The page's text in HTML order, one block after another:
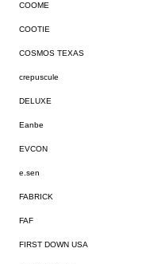
COOME
COOTIE
COSMOS TEXAS
crepuscule
DELUXE
Eanbe
EVCON
e.sen
FABRICK
FAF
FIRST DOWN USA